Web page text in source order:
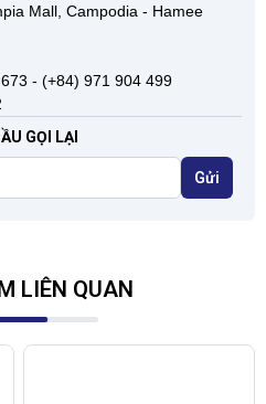
Mall, Campodia - Hamee
- (+84) 971 904 499
GỌI LẠI
Gửi
LIÊN QUAN